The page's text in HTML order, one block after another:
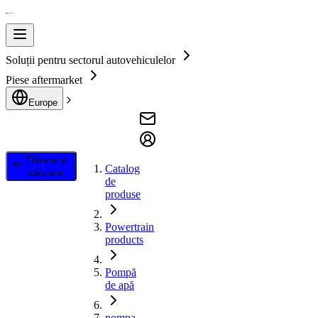
Soluții pentru sectorul autovehiculelor
Piese aftermarket
Europe
Filtrare și
căutare
Catalog
de
produse
Powertrain
products
Pompă
de apă